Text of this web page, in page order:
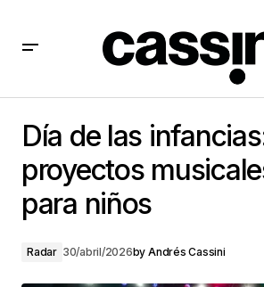
ideales para niños
Día de las
proyectos
para niños
Radar 30/abril/2026by Andrés Cassini